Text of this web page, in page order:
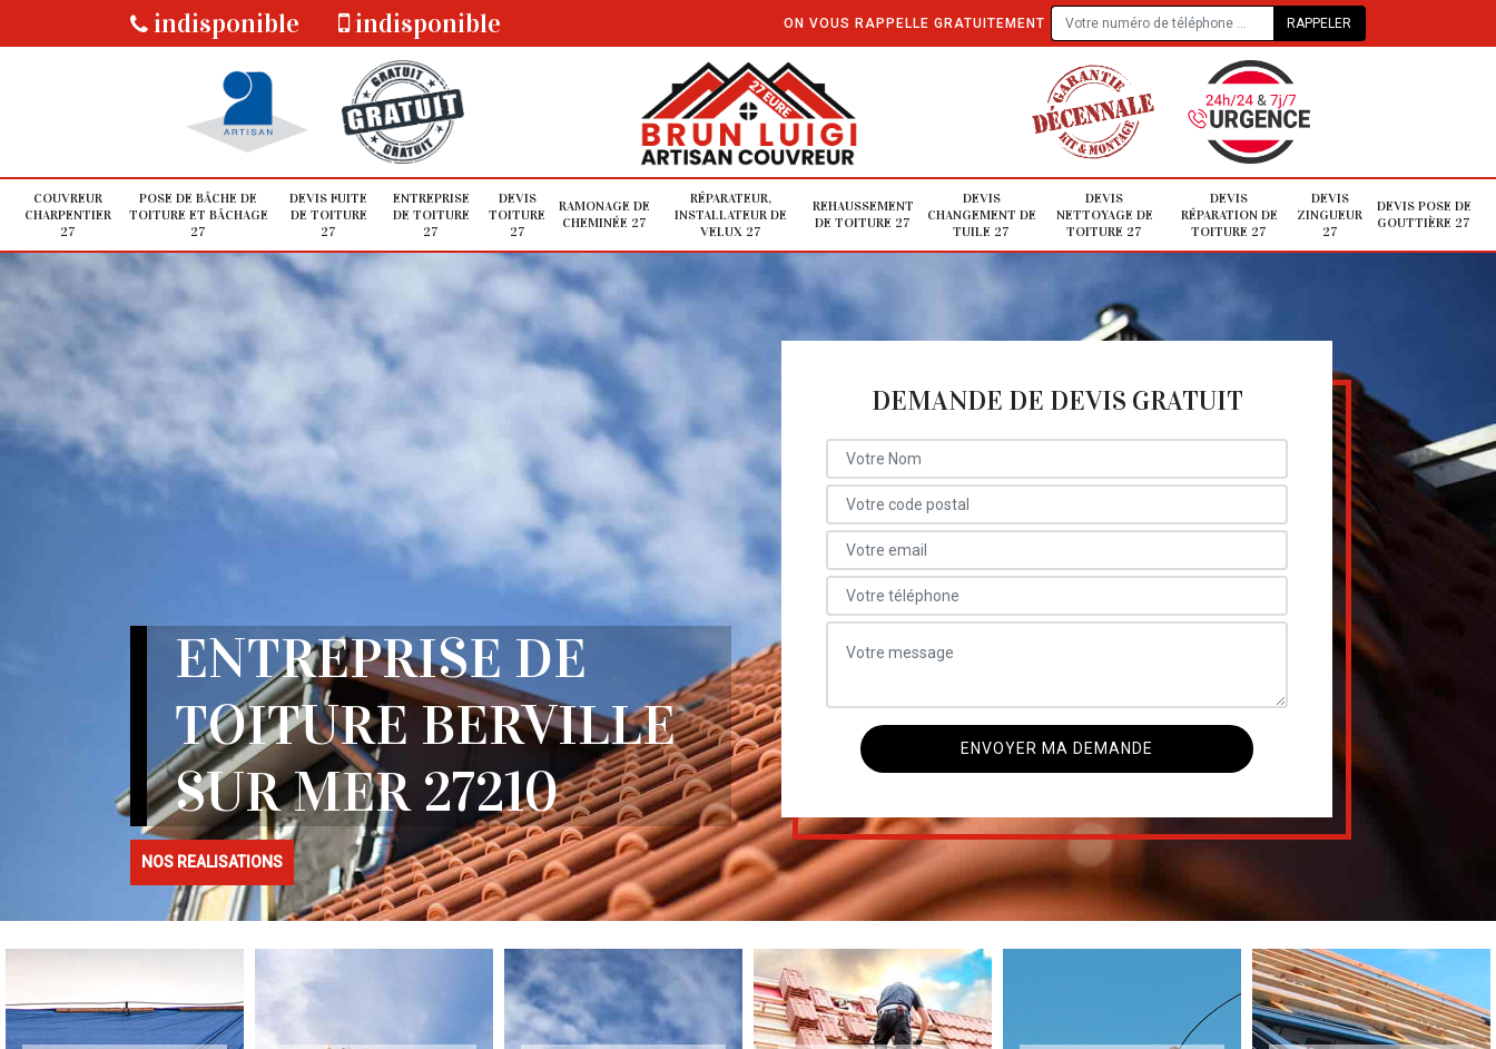
indisponible indisponible ON VOUS RAPPELLE GRATUITEMENT
COUVREUR
CHARPENTIER
27
POSE DE BÂCHE DE
TOITURE ET BÂCHAGE
27
DEVIS FUITE
DE TOITURE
27
ENTREPRISE
DE TOITURE
27
DEVIS
TOITURE
27
RAMONAGE DE
CHEMINÉE 27
RÉPARATEUR,
INSTALLATEUR DE
VELUX 27
REHAUSSEMENT
DE TOITURE 27
DEVIS
CHANGEMENT DE
TUILE 27
DEVIS
NETTOYAGE DE
TOITURE 27
DEVIS
RÉPARATION DE
TOITURE 27
DEVIS
ZINGUEUR
27
DEVIS POSE DE
GOUTTIÈRE 27
ENTREPRISE DE
TOITURE BERVILLE
SUR MER 27210
NOS REALISATIONS
DEMANDE DE DEVIS GRATUIT